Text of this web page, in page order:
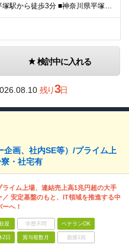
★転勤なし★平塚駅から徒歩3分 ■神奈川県平塚市宝町3-1 平塚MNビル1階 ＜平塚ってどんな街？7つの魅力をご紹介します＞ ■海まで徒歩圏内で、湘南の潮風を感じながら過ごせる ■目の前の駅ビル「ラ
検討中に入れる
残り3日
画、社内SE等）/プライム上
・社宅有
ライム上場、連結売上高1兆円超の大手
／ 安定基盤のもと、IT領域を推進する中
へ！
迎 学歴不問 ベテランOK
2日 賞与複数月 面接1回